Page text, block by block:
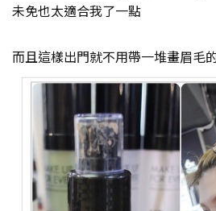
未免也太適合我了一點
而且這樣出門就不用帶一堆畫眉毛